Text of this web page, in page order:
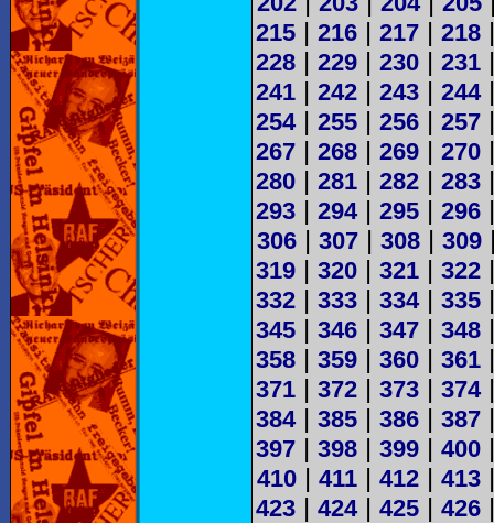
215 | 216 | 217 | 218
228 | 229 | 230 | 231
241 | 242 | 243 | 244
254| 255 | 256 | 257
267 | 268 | 269 | 270
280 | 281 | 282 | 283
293 | 294| 295 | 296
306| 307| 308| 309
319 | 320 | 321 | 322
332 | 333 | 334| 335
345 | 346 | 347 | 348
358 | 359 | 360 | 361
371 | 372 | 373 | 374
384| 385 | 386 | 387
397 | 398 | 399 | 400
410| 411| 412| 413
423 | 424| 425 | 426